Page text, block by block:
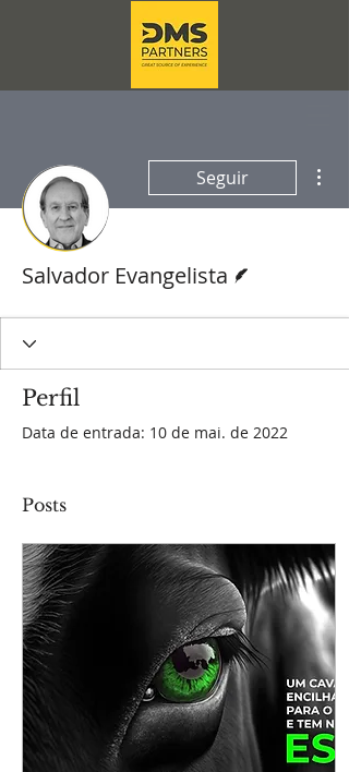
Seguir
Salvador Evangelista
Perfil
Data de entrada: 10 de mai. de 2022
Posts